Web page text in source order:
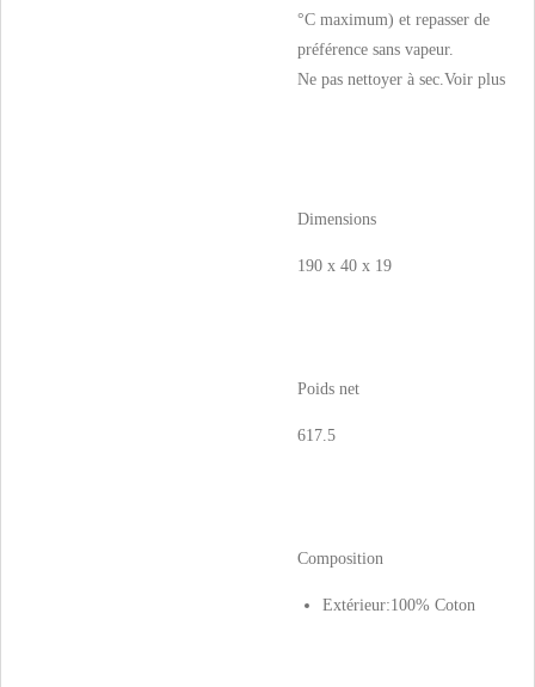
°C maximum) et repasser de
préférence sans vapeur.
Ne pas nettoyer à sec.Voir plus
Dimensions
190 x 40 x 19
Poids net
617.5
Composition
Extérieur:100% Coton